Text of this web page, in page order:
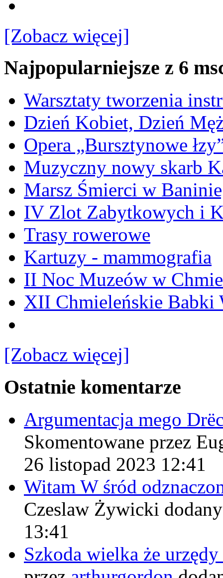
[Zobacz więcej]
Najpopularniejsze z 6
Warsztaty tworzenia
Dzień Kobiet, Dzień
Opera „Bursztynowe
Muzyczny nowy skarb
Marsz Śmierci w
IV Zlot Zabytkowych i
Trasy rowerowe
Kartuzy - mammografia
II Noc Muzeów w
XII Chmieleńskie Babki
[Zobacz więcej]
Ostatnie komentarze
Argumentacja mego
Skomentowane przez
26 listopad 2023 12:41
Witam W śród
Czeslaw Żywicki
13:41
Szkoda wielka że